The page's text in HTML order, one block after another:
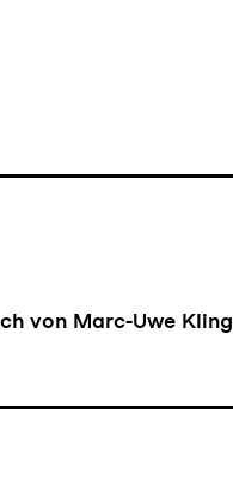
von Marc-Uwe Kling